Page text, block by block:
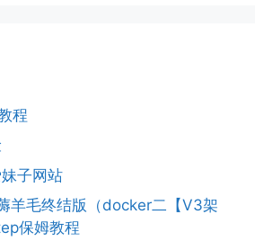
程
子网站
羊毛终结版（docker二【V3架
保姆教程